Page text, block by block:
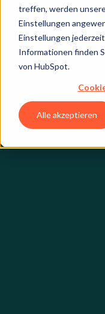
treffen, werden
Einstellungen
Einstellungen
Informationen finden
von HubSpot.
Alle akzeptieren